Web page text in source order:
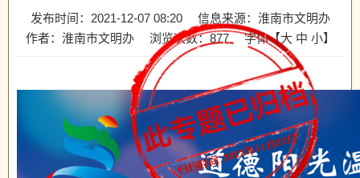
发布时间：2021-12-07 08:20
信息来源：淮南市文明办
作者：淮南市文明办
浏览次数：877 字体【大 中 小】